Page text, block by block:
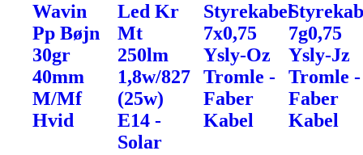
Wavin
Pp Bøjn
30gr
40mm
M/Mf
Hvid
Led Kr
Mt
250lm
1,8w/827
(25w)
E14 -
Solar
Styrekabel
7x0,75
Ysly-Oz
Tromle -
Faber
Kabel
7g0,75
Ysly-Jz
Tromle -
Faber
Kabel